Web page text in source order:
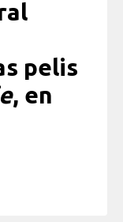
pelis
, en